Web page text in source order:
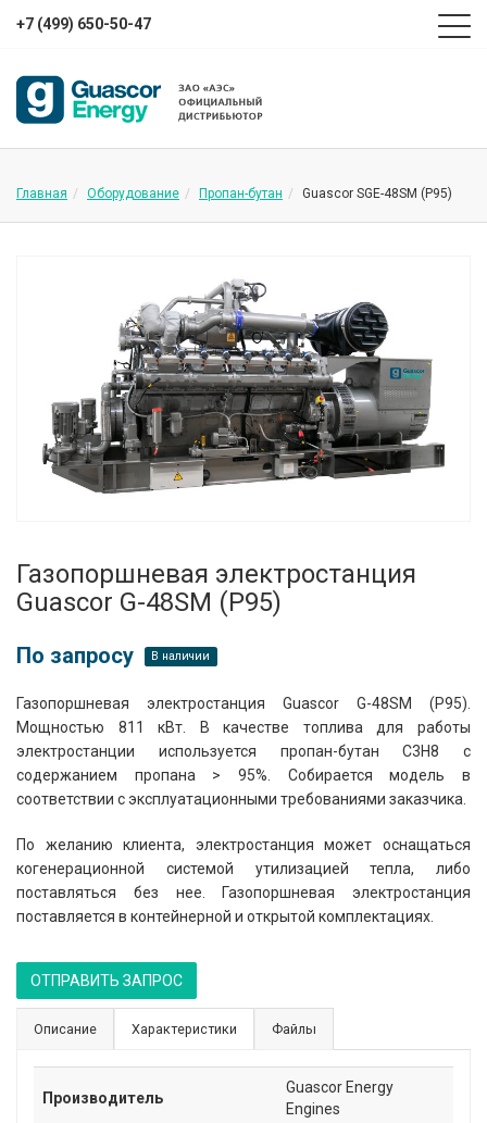
+7 (499) 650-50-47
Главная Оборудование Пропан-бутан Guascor SGE-48SM (P95)
Газопоршневая электростанция
Guascor G-48SM (P95)
По запросу В наличии
Газопоршневая электростанция Guascor G-48SM (P95).
Мощностью 811 кВт. В качестве топлива для работы
электростанции используется пропан-бутан C3H8 с
содержанием пропана > 95%. Собирается модель в
соответствии с эксплуатационными требованиями заказчика.
По желанию клиента, электростанция может оснащаться
когенерационной системой утилизацией тепла, либо
поставляться без нее. Газопоршневая электростанция
поставляется в контейнерной и открытой комплектациях.
ОТПРАВИТЬ ЗАПРОС
Описание Характеристики Файлы
Производитель
Guascor Energy
Engines